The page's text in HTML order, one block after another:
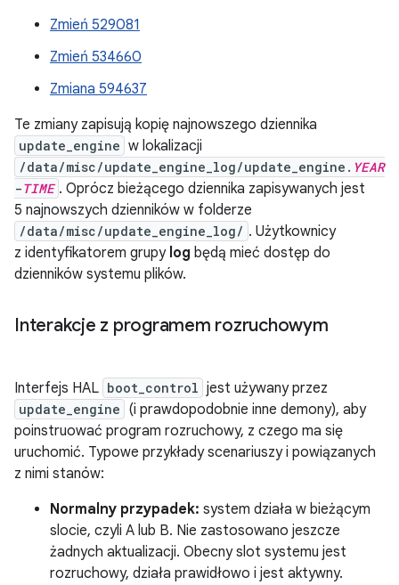
Zmień 529081
Zmień 534660
Zmiana 594637
Te zmiany zapisują kopię najnowszego dziennika
update_engine w lokalizacji
/data/misc/update_engine_log/update_engine. YEAR
-TIME . Oprócz bieżącego dziennika zapisywanych jest
5 najnowszych dzienników w folderze
/data/misc/update_engine_log/ . Użytkownicy
z identyfikatorem grupy log będą mieć dostęp do
dzienników systemu plików.
Interakcje z programem rozruchowym
Interfejs HAL boot_control jest używany przez
update_engine (i prawdopodobnie inne demony), aby
poinstruować program rozruchowy, z czego ma się
uruchomić. Typowe przykłady scenariuszy i powiązanych
z nimi stanów:
Normalny przypadek: system działa w bieżącym
slocie, czyli A lub B. Nie zastosowano jeszcze
żadnych aktualizacji. Obecny slot systemu jest
rozruchowy, działa prawidłowo i jest aktywny.